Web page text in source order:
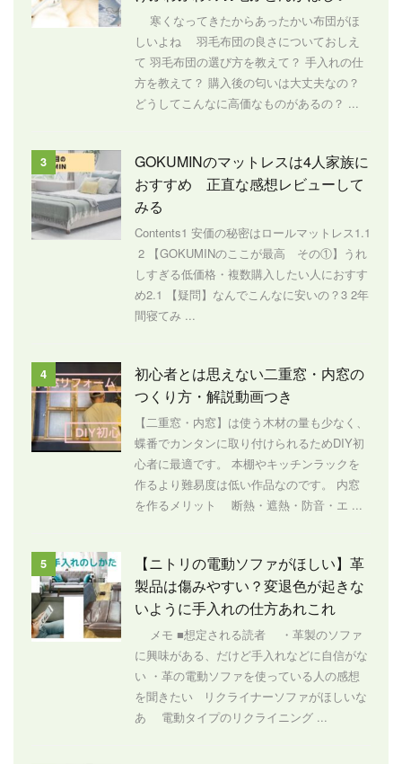
寒くなってきたからあったかい布団がほ
しいよね 羽毛布団の良さについておしえ
て 羽毛布団の選び方を教えて？ 手入れの仕
方を教えて？ 購入後の匂いは大丈夫なの？
どうしてこんなに高価なものがあるの？ ...
3
GOKUMINのマットレスは4人家族に
おすすめ 正直な感想レビューして
みる
Contents1 安価の秘密はロールマットレス1.1
2 【GOKUMINのここが最高 その①】うれ
しすぎる低価格・複数購入したい人におすす
め2.1 【疑問】なんでこんなに安いの？3 2年
間寝てみ ...
4
初心者とは思えない二重窓・内窓の
つくり方・解説動画つき
【二重窓・内窓】は使う木材の量も少なく、
蝶番でカンタンに取り付けられるためDIY初
心者に最適です。 本棚やキッチンラックを
作るより難易度は低い作品なのです。 内窓
を作るメリット 断熱・遮熱・防音・エ ...
5
【ニトリの電動ソファがほしい】革
製品は傷みやすい？変退色が起きな
いように手入れの仕方あれこれ
メモ ■想定される読者 ・革製のソファ
に興味がある、だけど手入れなどに自信がな
い ・革の電動ソファを使っている人の感想
を聞きたい リクライナーソファがほしいな
あ 電動タイプのリクライニング ...